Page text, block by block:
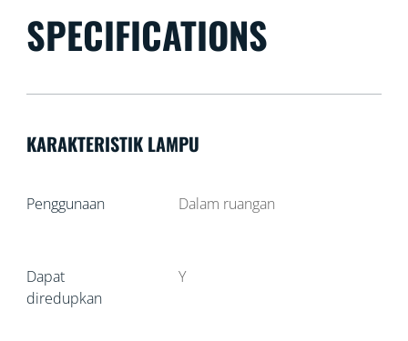
SPECIFICATIONS
KARAKTERISTIK LAMPU
Penggunaan Dalam ruangan
Dapat
diredupkan
Y